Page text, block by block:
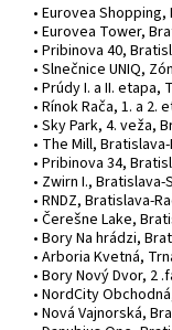
• Eurovea
• Eurovea Tower,
• Pribinova 40,
• Slnečnice UNIQ,
• Prúdy I. a II. etapa,
• Rínok Rača, 1. a 2.
• Sky Park, 4. veža,
• The Mill,
• Pribinova 34,
• Zwirn I.,
• RNDZ, Bratislava-
• Čerešne Lake,
• Bory Na hrádzi,
• Arboria Kvetná,
• Bory Nový Dvor, 2
• NordCity
• Nová Vajnorská,